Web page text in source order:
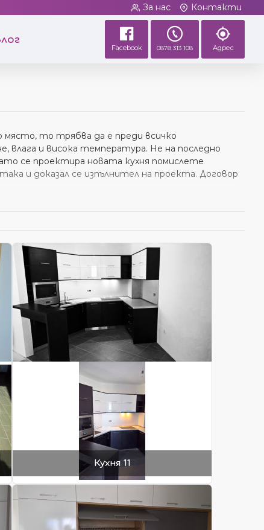
За нас Контакти
Facebook 0878 313 108 Адрес
място, то трябва да е преди всичко
влага и висока температура. Не на последно
се проектира новата кухня помислете
и доказал се изпълнител на проекта. Договор
Кухня 11